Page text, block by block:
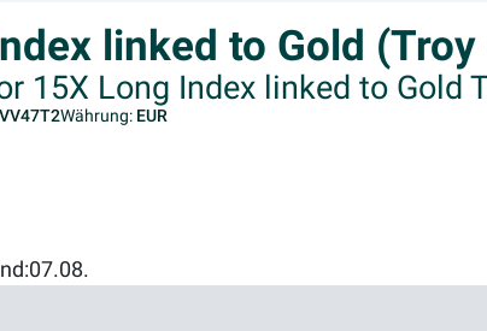
linked to Gold
15X Long Index linked to Gold
VV47T2Währung: EUR
07.08.